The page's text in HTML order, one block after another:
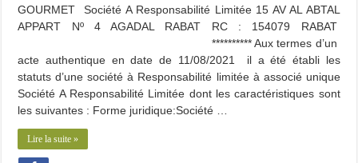
GOURMET Société A Responsabilité Limitée 15 AV AL ABTAL
APPART Nº 4 AGADAL RABAT RC : 154079 RABAT
********** Aux termes d’un
acte authentique en date de 11/08/2021 il a été établi les
statuts d’une société à Responsabilité limitée à associé unique
Société A Responsabilité Limitée dont les caractéristiques sont
les suivantes : Forme juridique:Société …
Lire la suite »